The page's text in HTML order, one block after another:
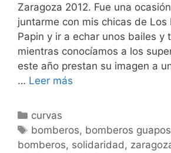
Zaragoza 2012. Fue una
juntarme con mis chicas de Los
Papin y ir a echar unos bailes y
mientras conocíamos a los
este año prestan su imagen a
… Leer más
guapos!
Categorías
curvas
Etiquetas
bomberos, bomberos guapos
bomberos, solidaridad,